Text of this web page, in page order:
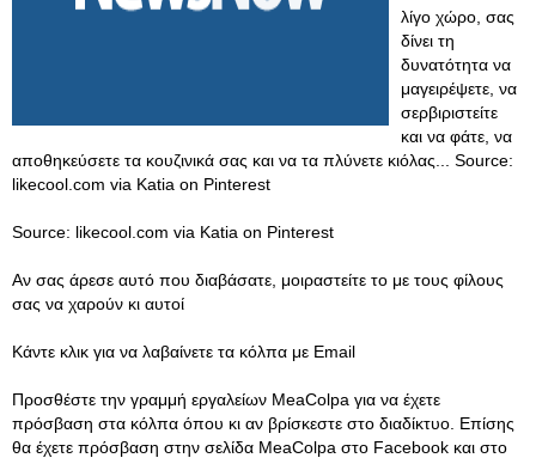
λίγο χώρο, σας
δίνει τη
δυνατότητα να
μαγειρέψετε, να
σερβιριστείτε
και να φάτε, να
αποθηκεύσετε τα κουζινικά σας και να τα πλύνετε κιόλας... Source:
likecool.com via Katia on Pinterest
Source: likecool.com via Katia on Pinterest
Αν σας άρεσε αυτό που διαβάσατε, μοιραστείτε το με τους φίλους
σας να χαρούν κι αυτοί
Κάντε κλικ για να λαβαίνετε τα κόλπα με Email
Προσθέστε την γραμμή εργαλείων MeaColpa για να έχετε
πρόσβαση στα κόλπα όπου κι αν βρίσκεστε στο διαδίκτυο. Επίσης
θα έχετε πρόσβαση στην σελίδα MeaColpa στο Facebook και στο